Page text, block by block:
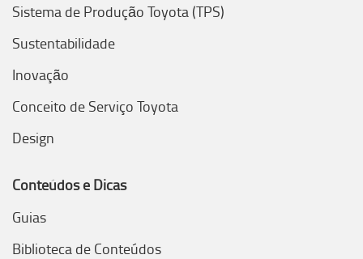
Sistema de Produção Toyota (TPS)
Sustentabilidade
Inovação
Conceito de Serviço Toyota
Design
Conteúdos e Dicas
Guias
Biblioteca de Conteúdos